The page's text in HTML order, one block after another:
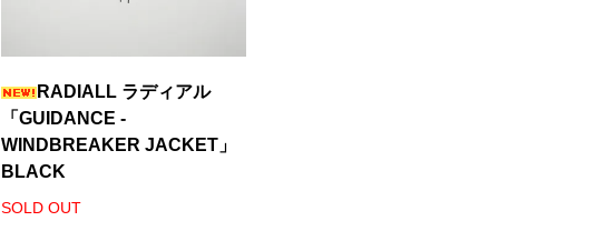
RADIALL ラディアル
「GUIDANCE -
WINDBREAKER JACKET」
BLACK
SOLD OUT